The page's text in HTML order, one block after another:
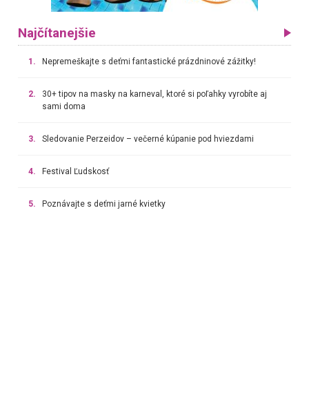
Najčítanejšie
1. Nepremeškajte s deťmi fantastické prázdninové zážitky!
2.
30+ tipov na masky na karneval, ktoré si poľahky vyrobíte aj
sami doma
3. Sledovanie Perzeidov – večerné kúpanie pod hviezdami
4. Festival Ľudskosť
5. Poznávajte s deťmi jarné kvietky